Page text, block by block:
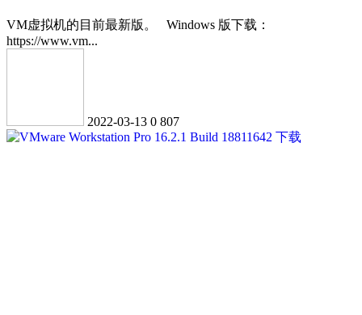
VM虚拟机的目前最新版。 Windows 版下载：
https://www.vm...
2022-03-13 0 807